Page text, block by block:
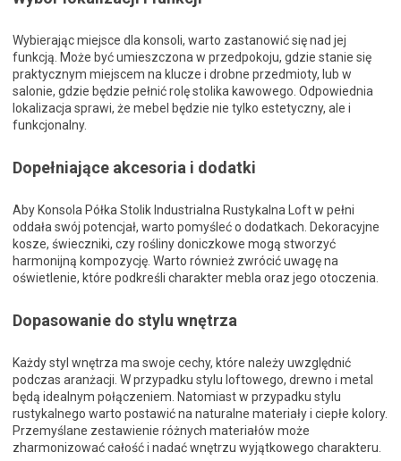
Wybierając miejsce dla konsoli, warto zastanowić się nad jej
funkcją. Może być umieszczona w przedpokoju, gdzie stanie się
praktycznym miejscem na klucze i drobne przedmioty, lub w
salonie, gdzie będzie pełnić rolę stolika kawowego. Odpowiednia
lokalizacja sprawi, że mebel będzie nie tylko estetyczny, ale i
funkcjonalny.
Dopełniające akcesoria i dodatki
Aby Konsola Półka Stolik Industrialna Rustykalna Loft w pełni
oddała swój potencjał, warto pomyśleć o dodatkach. Dekoracyjne
kosze, świeczniki, czy rośliny doniczkowe mogą stworzyć
harmonijną kompozycję. Warto również zwrócić uwagę na
oświetlenie, które podkreśli charakter mebla oraz jego otoczenia.
Dopasowanie do stylu wnętrza
Każdy styl wnętrza ma swoje cechy, które należy uwzględnić
podczas aranżacji. W przypadku stylu loftowego, drewno i metal
będą idealnym połączeniem. Natomiast w przypadku stylu
rustykalnego warto postawić na naturalne materiały i ciepłe kolory.
Przemyślane zestawienie różnych materiałów może
zharmonizować całość i nadać wnętrzu wyjątkowego charakteru.